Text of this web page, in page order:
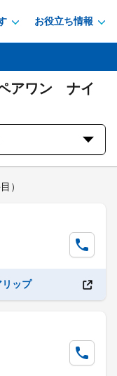
お役立ち情報
アワン ナイ
）
ップ